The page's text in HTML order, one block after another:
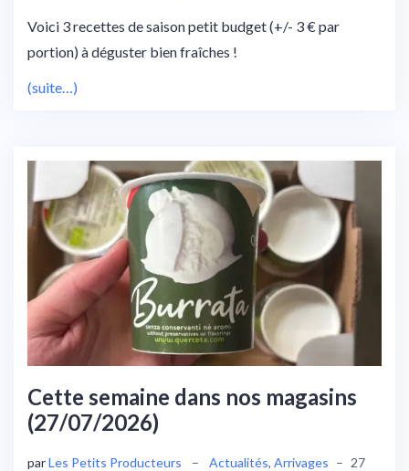
Voici 3 recettes de saison petit budget (+/- 3 € par
portion) à déguster bien fraîches !
(suite…)
Cette semaine dans nos magasins
(27/07/2026)
parLes Petits Producteurs – Actualités, Arrivages – 27